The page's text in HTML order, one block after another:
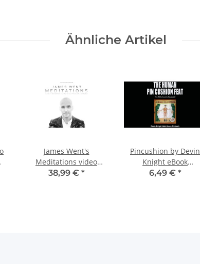
Ähnliche Artikel
James Went's
Meditations video
DOWNLOAD
38,99 € *
Pincushion by Devin
Knight eBook
DOWNLOAD
6,49 € *